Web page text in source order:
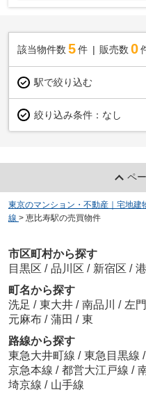
該当物件数 5件 販売数 0
駅で絞り込む
絞り込み条件： なし
ペ
東京のマンション・不動産｜宅地建
線 > 恵比寿駅の売買物件
市区町村から探す
目黒区 / 品川区 / 新宿区 /
町名から探す
洗足 / 東大井 / 南品川 / 左
元麻布 / 蒲田 / 東
路線から探す
東急大井町線 / 東急目黒線 /
京急本線 / 都営大江戸線 /
埼京線 / 山手線